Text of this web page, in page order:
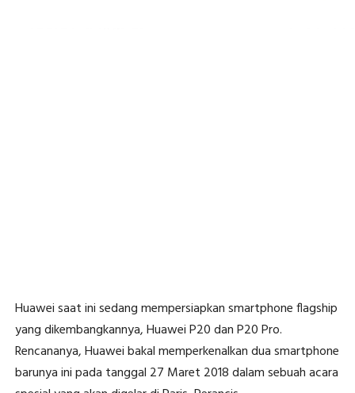
Huawei saat ini sedang mempersiapkan smartphone flagship
yang dikembangkannya, Huawei P20 dan P20 Pro.
Rencananya, Huawei bakal memperkenalkan dua smartphone
barunya ini pada tanggal 27 Maret 2018 dalam sebuah acara